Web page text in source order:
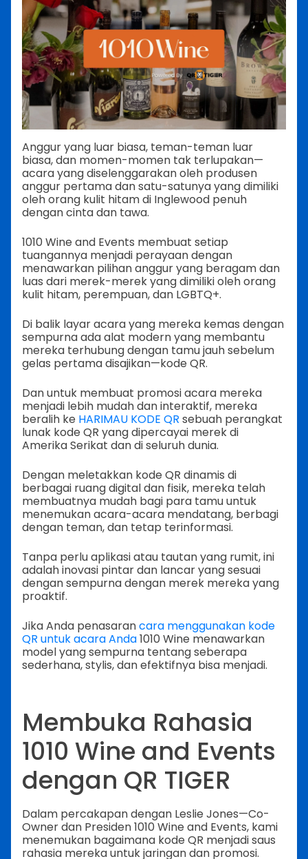
Anggur yang luar biasa, teman-teman luar
biasa, dan momen-momen tak terlupakan—
acara yang diselenggarakan oleh produsen
anggur pertama dan satu-satunya yang dimiliki
oleh orang kulit hitam di Inglewood penuh
dengan cinta dan tawa.
1010 Wine and Events membuat setiap
tuangannya menjadi perayaan dengan
menawarkan pilihan anggur yang beragam dan
luas dari merek-merek yang dimiliki oleh orang
kulit hitam, perempuan, dan LGBTQ+.
Di balik layar acara yang mereka kemas dengan
sempurna ada alat modern yang membantu
mereka terhubung dengan tamu jauh sebelum
gelas pertama disajikan—kode QR.
Dan untuk membuat promosi acara mereka
menjadi lebih mudah dan interaktif, mereka
beralih ke HARIMAU KODE QR sebuah perangkat
lunak kode QR yang dipercayai merek di
Amerika Serikat dan di seluruh dunia.
Dengan meletakkan kode QR dinamis di
berbagai ruang digital dan fisik, mereka telah
membuatnya mudah bagi para tamu untuk
menemukan acara-acara mendatang, berbagi
dengan teman, dan tetap terinformasi.
Tanpa perlu aplikasi atau tautan yang rumit, ini
adalah inovasi pintar dan lancar yang sesuai
dengan sempurna dengan merek mereka yang
proaktif.
Jika Anda penasarancara menggunakan kode
QR untuk acara Anda1010 Wine menawarkan
model yang sempurna tentang seberapa
sederhana, stylis, dan efektifnya bisa menjadi.
Membuka Rahasia
1010 Wine and Events
dengan QR TIGER
Dalam percakapan dengan Leslie Jones—Co-
Owner dan Presiden 1010 Wine and Events, kami
menemukan bagaimana kode QR menjadi saus
rahasia mereka untuk jaringan dan promosi.